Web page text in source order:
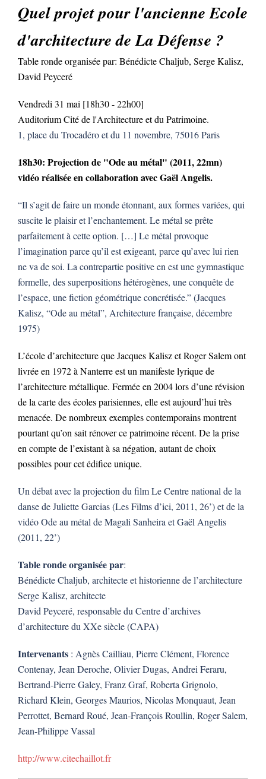
Quel projet pour l'ancienne Ecole
d'architecture de La Défense ?
Table ronde organisée par: Bénédicte Chaljub, Serge Kalisz,
David Peyceré
Vendredi 31 mai [18h30 - 22h00]
Auditorium Cité de l'Architecture et du Patrimoine.
1, place du Trocadéro et du 11 novembre, 75016 Paris
18h30: Projection de "Ode au métal" (2011, 22mn)
vidéo réalisée en collaboration avec Gaël Angelis.
“Il s’agit de faire un monde étonnant, aux formes variées, qui
suscite le plaisir et l’enchantement. Le métal se prête
parfaitement à cette option. […] Le métal provoque
l’imagination parce qu’il est exigeant, parce qu’avec lui rien
ne va de soi. La contrepartie positive en est une gymnastique
formelle, des superpositions hétérogènes, une conquête de
l’espace, une fiction géométrique concrétisée.” (Jacques
Kalisz, “Ode au métal”, Architecture française, décembre
1975)
L’école d’architecture que Jacques Kalisz et Roger Salem ont
livrée en 1972 à Nanterre est un manifeste lyrique de
l’architecture métallique. Fermée en 2004 lors d’une révision
de la carte des écoles parisiennes, elle est aujourd’hui très
menacée. De nombreux exemples contemporains montrent
pourtant qu’on sait rénover ce patrimoine récent. De la prise
en compte de l’existant à sa négation, autant de choix
possibles pour cet édifice unique.
Un débat avec la projection du film Le Centre national de la
danse de Juliette Garcias (Les Films d’ici, 2011, 26’) et de la
vidéo Ode au métal de Magali Sanheira et Gaël Angelis
(2011, 22’)
Table ronde organisée par:
Bénédicte Chaljub, architecte et historienne de l’architecture
Serge Kalisz, architecte
David Peyceré, responsable du Centre d’archives
d’architecture du XXe siècle (CAPA)
Intervenants : Agnès Cailliau, Pierre Clément, Florence
Contenay, Jean Deroche, Olivier Dugas, Andrei Feraru,
Bertrand-Pierre Galey, Franz Graf, Roberta Grignolo,
Richard Klein, Georges Maurios, Nicolas Monquaut, Jean
Perrottet, Bernard Roué, Jean-François Roullin, Roger Salem,
Jean-Philippe Vassal
http://www.citechaillot.fr